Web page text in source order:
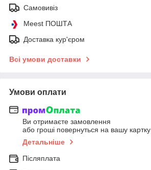
Самовивіз
Meest ПОШТА
Доставка кур'єром
Всі умови доставки
Умови оплати
Ви отримаєте замовлення
або гроші повернуться на вашу картку
Детальніше
Післяплата